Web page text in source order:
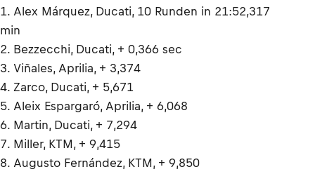
1. Alex Márquez, Ducati, 10 Runden in 21:52,317
min
2. Bezzecchi, Ducati, + 0,366 sec
3. Viñales, Aprilia, + 3,374
4. Zarco, Ducati, + 5,671
5. Aleix Espargaró, Aprilia, + 6,068
6. Martin, Ducati, + 7,294
7. Miller, KTM, + 9,415
8. Augusto Fernández, KTM, + 9,850